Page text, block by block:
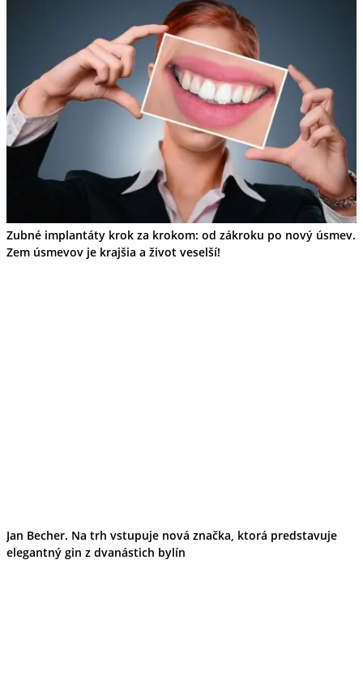
Zubné implantáty krok za krokom: od zákroku po nový úsmev.
Zem úsmevov je krajšia a život veselší!
Jan Becher. Na trh vstupuje nová značka, ktorá predstavuje
elegantný gin z dvanástich bylín